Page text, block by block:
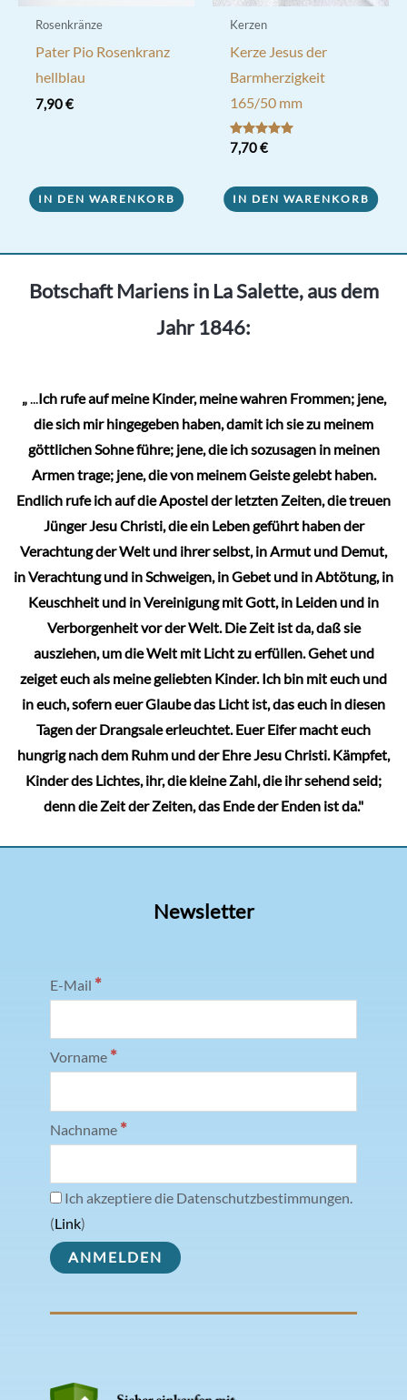
Rosenkränze
Pater Pio Rosenkranz
hellblau
7,90€
IN DEN WARENKORB
Kerzen
Kerze Jesus der
Barmherzigkeit
165/50 mm
Bewertet mit
5.00
7,70€
IN DEN WARENKORB
Botschaft Mariens in La Salette, aus dem
Jahr 1846:
„...Ich rufe auf meine Kinder, meine wahren Frommen; jene,
die sich mir hingegeben haben, damit ich sie zu meinem
göttlichen Sohne führe; jene, die ich sozusagen in meinen
Armen trage; jene, die von meinem Geiste gelebt haben.
Endlich rufe ich auf die Apostel der letzten Zeiten, die treuen
Jünger Jesu Christi, die ein Leben geführt haben der
Verachtung der Welt und ihrer selbst, in Armut und Demut,
in Verachtung und in Schweigen, in Gebet und in Abtötung, in
Keuschheit und in Vereinigung mit Gott, in Leiden und in
Verborgenheit vor der Welt. Die Zeit ist da, daß sie
ausziehen, um die Welt mit Licht zu erfüllen. Gehet und
zeiget euch als meine geliebten Kinder. Ich bin mit euch und
in euch, sofern euer Glaube das Licht ist, das euch in diesen
Tagen der Drangsale erleuchtet. Euer Eifer macht euch
hungrig nach dem Ruhm und der Ehre Jesu Christi. Kämpfet,
Kinder des Lichtes, ihr, die kleine Zahl, die ihr sehend seid;
denn die Zeit der Zeiten, das Ende der Enden ist da."
Newsletter
E-Mail *
Vorname *
Nachname *
Ich akzeptiere die Datenschutzbestimmungen.
(Link)